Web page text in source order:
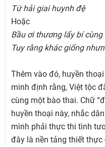
Tứ hải giai huynh đệ
Hoặc
Bầu ơi thương lấy bí cùng
Tuy rằng khác giống
Thêm vào đó, huyền
minh định rằng, Việt tộc
cùng một bào thai. Chữ
huyền thoại này, nhắc
mình phải thực thi tình
đây là nền tảng thiết thực